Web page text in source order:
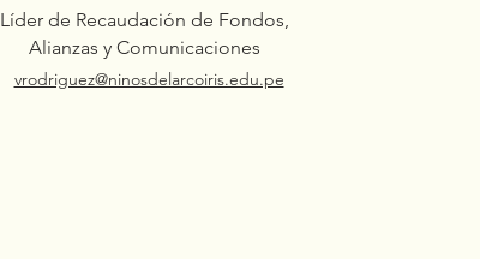
Líder de Recaudación de Fondos,
Alianzas y Comunicaciones
vrodriguez@ninosdelarcoiris.edu.pe